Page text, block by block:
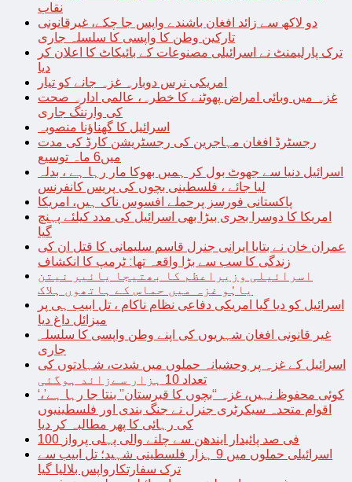
نقاب
دو لاکھ سے زائد افغان باشندے واپس جا چکے، غیرقانونی
تارکین وطن کا واپسی کا سلسلہ جاری
ترک پارلیمنٹ نے اسرائیلی مصنوعات کے بائیکاٹ کا اعلان کر
دیا
امریکی نرس دوبارہ غزہ جانے کو تیار
غزہ میں وبائی امراض پھوٹنے کا خطرہ، عالمی ادارہ صحت
کی وارننگ جاری
اسرائیل کا گھناؤنا منصوبہ
رجسٹرڈ افغان مہاجرین کی رجسٹریشن کارڈ کی مدت
میں6 ماہ توسیع
اسرائیل دنیا سے جھوٹ بول کر ہمیں بھوکا مار رہا ہے ، بدلہ
لیا جائے ، فلسطینی بچوں کی پریس کانفرنس
پاکستانی فورسز پرحملے افسوس ناک ہیں، امریکا
امریکا کا دوسرا بحری بیڑا بھی اسرائیل کی مدد کیلئے پہنچ
گیا
عمران خان نے بتایا ایرانی جنرل قاسم سلیمانی کا قتل ان کی
زندگی کا سب سے بڑا واقعہ تھا: ٹرمپ کا انکشاف
اسرائیلی وزیراعظم کا بھتیجا یائیر نیتن
یاہُو غزہ میں حماس کے ہاتھوں ہلاک
اسرائیل کو دیا گیا امریکی دفاعی نظام ناکام ، تل ابیب ہی پر
میزائل داغ دیا
غیر قانونی افغان شہریوں کی اپنے وطن واپسی کا سلسلہ
جاری
اسرائیل کے غزہ پر وحشیانہ حملوں میں شدت، شہادتوں کی
تعداد 10 ہزار سےزائد ہوگئی
‘کوئی محفوظ نہیں، غزہ “بچوں کا قبرستان” بنتا جا رہا ہے’،
اقوام متحدہ سیکرٹری جنرل نے جنگ بندی اور فلسطینیوں
کی رہائی کا پھر مطالبہ کر دیا
100 فی صد پائیدار ایندھن سے چلنے والی پہلی پرواز
اسرائیلی حملوں میں 9 ہزار فلسطینی شہید؛ تل ابیب سے
ترک سفارتکارواپس بلالیا گیا